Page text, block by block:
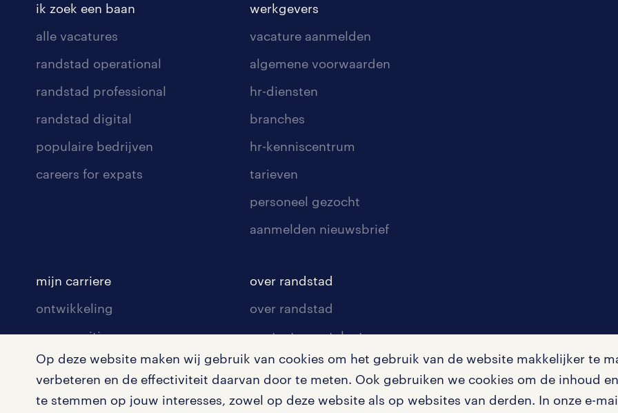
Op deze website maken wij gebruik van cookies om het gebruik van de website makkelijker te
verbeteren en de effectiviteit daarvan door te meten. Ook gebruiken we cookies om de inhoud
te stemmen op jouw interesses, zowel op deze website als op websites van derden. In onze e-
ik zoek een baan
alle vacatures
randstad operational
randstad professional
randstad digital
populaire bedrijven
careers for expats
werkgevers
vacature aanmelden
algemene voorwaarden
hr-diensten
branches
hr-kenniscentrum
tarieven
personeel gezocht
aanmelden nieuwsbrief
mijn carriere
ontwikkeling
communities
opleidingen en trainingen
over randstad
over randstad
contact voor talent
contact voor werkgevers